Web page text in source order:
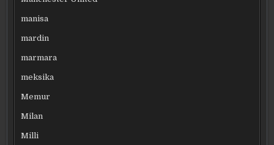
manisa
mardin
marmara
meksika
Memur
Milan
Milli